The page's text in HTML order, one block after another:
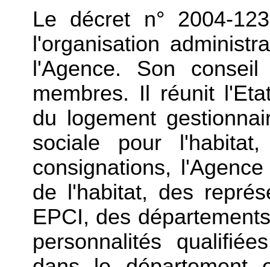
Le décret n° 2004-
l'organisation
l'Agence. Son
membres. Il réunit
du logement
sociale pour
consignations,
de l'habitat, des
EPCI, des
personnalités